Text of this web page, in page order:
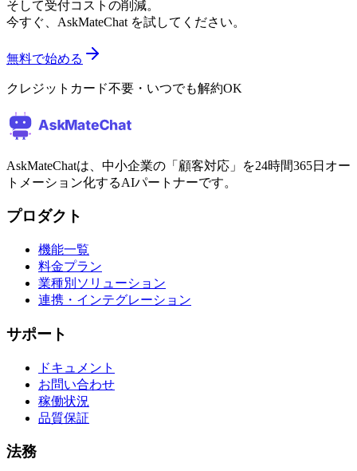
そして受付コストの削減。
今すぐ、AskMateChat を試してください。
無料で始める
クレジットカード不要・いつでも解約OK
AskMateChatは、中小企業の「顧客対応」を24時間365日オー
トメーション化するAIパートナーです。
プロダクト
機能一覧
料金プラン
業種別ソリューション
連携・インテグレーション
サポート
ドキュメント
お問い合わせ
稼働状況
品質保証
法務